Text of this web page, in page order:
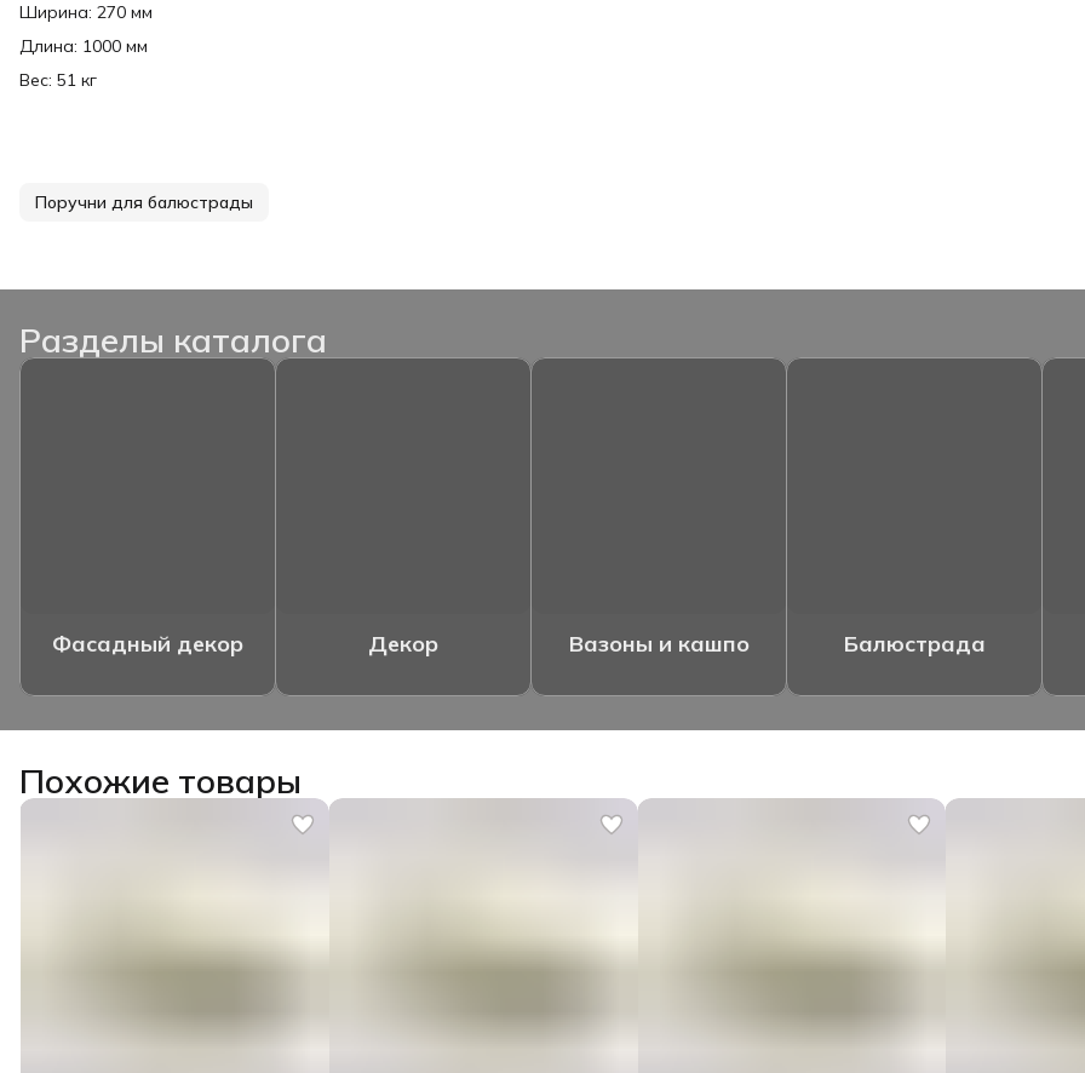
Ширина: 270 мм
Длина: 1000 мм
Вес: 51 кг
Поручни для балюстрады
Разделы каталога
Фасадный декор Декор Вазоны и кашпо Балюстрада
Похожие товары